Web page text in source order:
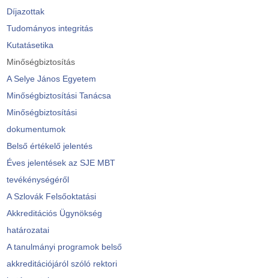
Díjazottak
Tudományos integritás
Kutatásetika
Minőségbiztosítás
A Selye János Egyetem
Minőségbiztosítási Tanácsa
Minőségbiztosítási
dokumentumok
Belső értékelő jelentés
Éves jelentések az SJE MBT
tevékénységéről
A Szlovák Felsőoktatási
Akkreditációs Ügynökség
határozatai
A tanulmányi programok belső
akkreditációjáról szóló rektori